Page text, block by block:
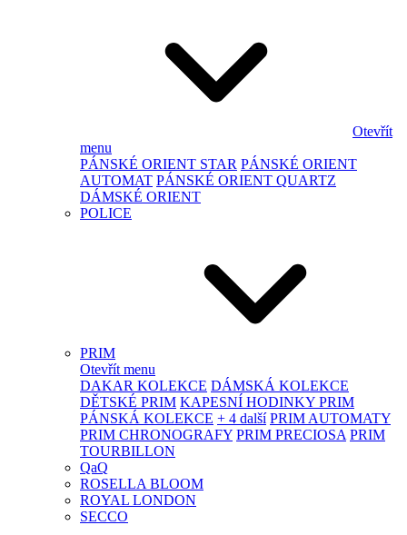
Otevřít
menu
PÁNSKÉ ORIENT STAR PÁNSKÉ ORIENT
AUTOMAT PÁNSKÉ ORIENT QUARTZ
DÁMSKÉ ORIENT
POLICE
PRIM
Otevřít menu
DAKAR KOLEKCE DÁMSKÁ KOLEKCE
DĚTSKÉ PRIM KAPESNÍ HODINKY PRIM
PÁNSKÁ KOLEKCE + 4 další PRIM AUTOMATY
PRIM CHRONOGRAFY PRIM PRECIOSA PRIM
TOURBILLON
QaQ
ROSELLA BLOOM
ROYAL LONDON
SECCO